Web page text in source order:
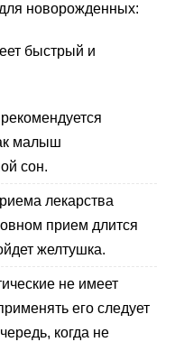
новорожденных:
быстрый и
малыш
сон.
лекарства
прием длится
желтушка.
не имеет
его следует
когда не